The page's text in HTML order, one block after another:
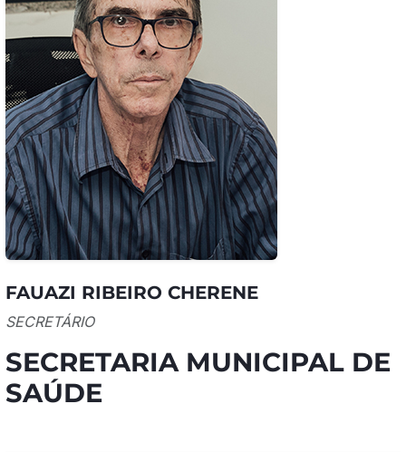
FAUAZI RIBEIRO CHERENE
SECRETÁRIO
SECRETARIA MUNICIPAL DE
SAÚDE